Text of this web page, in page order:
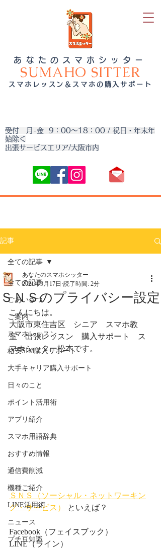
あなたのスマホシッター
SUMAHO SITTER
スマホレッスン＆スマホの購入サポート
受付 月-金 9：00～18：00 / 祝日・年末年
始除く
出張サービスエリア/大阪市内
記事
全ての記事
ごあいさつ
ご案内
スマホレッスン
格安SIM購入サポート
大手キャリア購入サポート
日々のこと
ポイント活用術
アプリ紹介
スマホ用語辞典
おすすめ情報
通信費削減
機種ご紹介
LINE活用術
ニュース
プチ豆知識
全ての記事
ＳＮＳのプライバシー設定
あなたのスマホシッター
2021年9月17日 読了時間: 2分
こんにちは。
大阪市東住吉区　シニア　スマホ教
室　出張レッスン　購入サポート　ス
マホシッター松本です。
ＳＮＳ（ソーシャル・ネットワーキン
グ・サービス）
といえば？
Facebook（フェイスブック）
LINE（ライン）